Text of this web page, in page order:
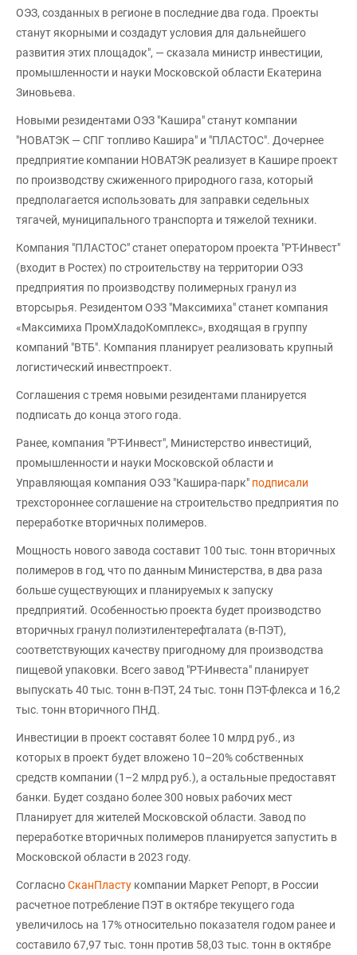
ОЭЗ, созданных в регионе в последние два года. Проекты
станут якорными и создадут условия для дальнейшего
развития этих площадок", — сказала министр инвестиции,
промышленности и науки Московской области Екатерина
Зиновьева.
Новыми резидентами ОЭЗ "Кашира" станут компании
"НОВАТЭК — СПГ топливо Кашира" и "ПЛАСТОС". Дочернее
предприятие компании НОВАТЭК реализует в Кашире проект
по производству сжиженного природного газа, который
предполагается использовать для заправки седельных
тягачей, муниципального транспорта и тяжелой техники.
Компания "ПЛАСТОС" станет оператором проекта "РТ-Инвест"
(входит в Ростех) по строительству на территории ОЭЗ
предприятия по производству полимерных гранул из
вторсырья. Резидентом ОЭЗ "Максимиха" станет компания
«Максимиха ПромХладоКомплекс», входящая в группу
компаний "ВТБ". Компания планирует реализовать крупный
логистический инвестпроект.
Соглашения с тремя новыми резидентами планируется
подписать до конца этого года.
Ранее, компания "РТ-Инвест", Министерство инвестиций,
промышленности и науки Московской области и
Управляющая компания ОЭЗ "Кашира-парк" подписали
трехстороннее соглашение на строительство предприятия по
переработке вторичных полимеров.
Мощность нового завода составит 100 тыс. тонн вторичных
полимеров в год, что по данным Министерства, в два раза
больше существующих и планируемых к запуску
предприятий. Особенностью проекта будет производство
вторичных гранул полиэтилентерефталата (в-ПЭТ),
соответствующих качеству пригодному для производства
пищевой упаковки. Всего завод "РТ-Инвеста" планирует
выпускать 40 тыс. тонн в-ПЭТ, 24 тыс. тонн ПЭТ-флекса и 16,2
тыс. тонн вторичного ПНД.
Инвестиции в проект составят более 10 млрд руб., из
которых в проект будет вложено 10–20% собственных
средств компании (1–2 млрд руб.), а остальные предоставят
банки. Будет создано более 300 новых рабочих мест
Планирует для жителей Московской области. Завод по
переработке вторичных полимеров планируется запустить в
Московской области в 2023 году.
СогласноСканПласту компании Маркет Репорт, в России
расчетное потребление ПЭТ в октябре текущего года
увеличилось на 17% относительно показателя годом ранее и
составило 67,97 тыс. тонн против 58,03 тыс. тонн в октябре